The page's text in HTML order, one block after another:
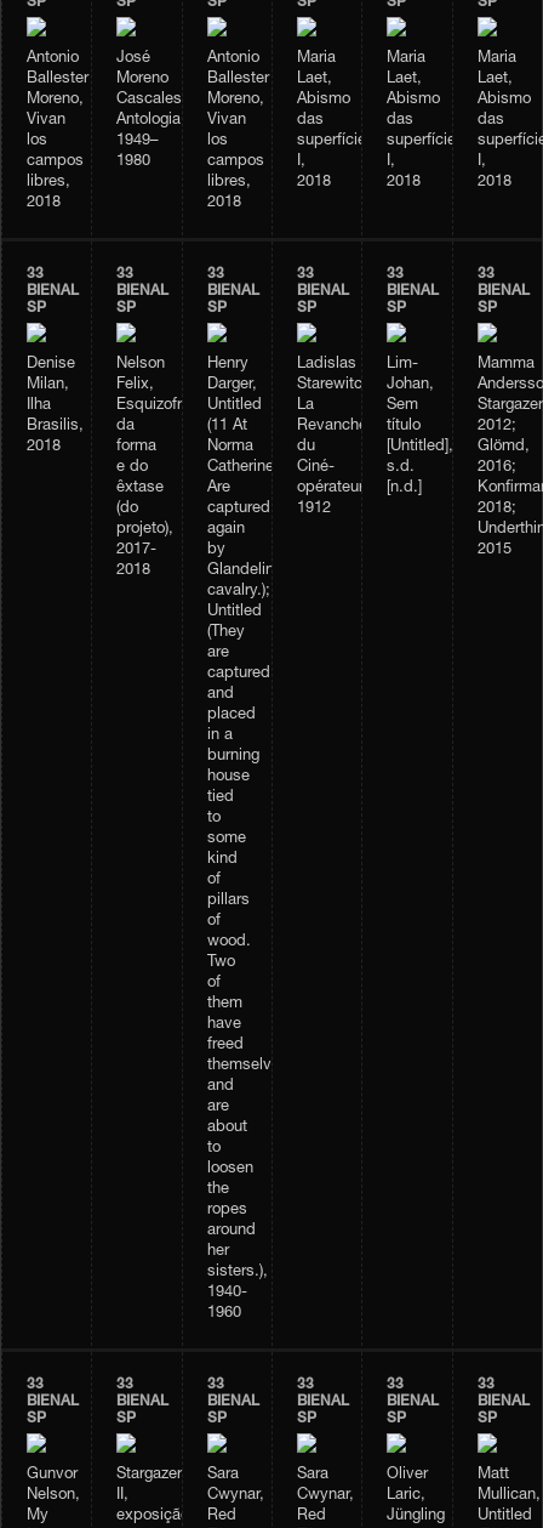
Antonio
Ballester
Moreno,
Vivan
los
campos
libres,
2018
José
Moreno
Cascales,
Antologia,
1949–
1980
Antonio
Ballester
Moreno,
Vivan
los
campos
libres,
2018
Maria
Laet,
Abismo
das
superfícies
I,
2018
Maria
Laet,
Abismo
das
superfícies
I,
2018
Maria
Laet,
Abismo
das
I,
2018
33
BIENAL
SP
Denise
Milan,
Ilha
Brasilis,
2018
33
BIENAL
SP
Nelson
Felix,
Esquizofrenia
da
forma
e do
êxtase
(do
projeto),
2017-
2018
33
BIENAL
SP
Henry
Darger,
Untitled
(11 At
Norma
Catherine.
Are
captured
again
by
Glandelinian
cavalry.);
Untitled
(They
are
captured,
and
placed
in a
burning
house
tied
to
some
kind
of
pillars
of
wood.
Two
of
them
have
freed
themselves,
and
are
about
to
loosen
the
ropes
around
her
sisters.),
1940-
1960
33
BIENAL
SP
Ladislas
Starewitch,
La
Revanche
du
Ciné-
opérateur,
1912
33
BIENAL
SP
Lim-
Johan,
Sem
título
[Untitled],
s.d.
[n.d.]
33
BIENAL
SP
Mamma
2012;
Glömd,
2016;
2018;
2015
33
BIENAL
SP
Gunvor
Nelson,
My
33
BIENAL
SP
Stargazer
II,
exposição
33
BIENAL
SP
Sara
Cwynar,
Red
33
BIENAL
SP
Sara
Cwynar,
Red
33
BIENAL
SP
Oliver
Laric,
Jüngling
33
BIENAL
SP
Matt
Mullican,
Untitled